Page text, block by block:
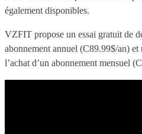
également disponibles.
VZFIT propose un essai gratuit de
abonnement annuel (C89.99$/an) et
l’achat d’un abonnement mensuel